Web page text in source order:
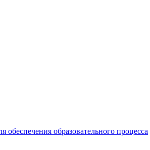
образовательного процесса